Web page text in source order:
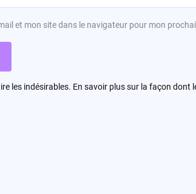
et mon site dans le navigateur pour mon
les indésirables. En savoir plus sur la façon dont